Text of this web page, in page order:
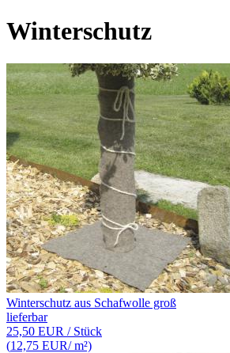
Winterschutz
Winterschutz aus Schafwolle groß
lieferbar
25,50 EUR / Stück
(12,75 EUR/ m²)